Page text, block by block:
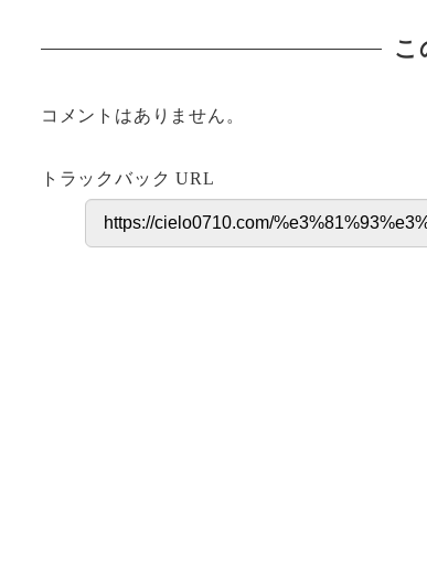
こ
コメントはありません。
トラックバック URL